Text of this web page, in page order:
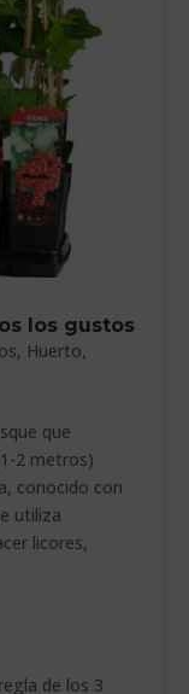
los gustos
, Huerto,
que
2 metros)
conocido con
utiliza
licores,
de los 3